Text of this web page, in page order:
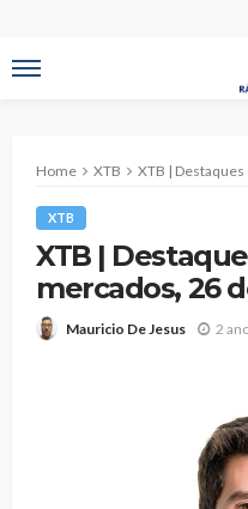
Home XTB XTB | Destaques
XTB
XTB |
mercados, 26
Mauricio De Jesus 2